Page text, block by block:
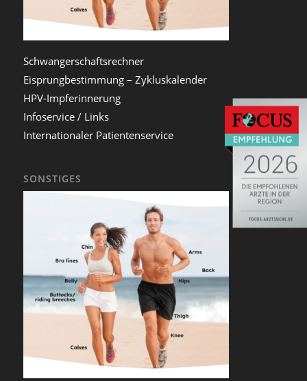
Schwangerschaftsrechner
Eisprungbestimmung – Zykluskalender
HPV-Impferinnerung
Infoservice / Links
Internationaler Patientenservice
SONSTIGES